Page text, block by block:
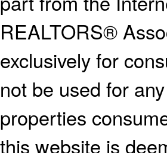
REALTORS®
exclusively for
not be used for
properties
this website is